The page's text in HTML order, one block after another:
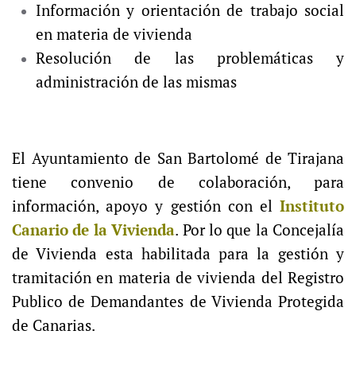
Información y orientación de trabajo social
en materia de vivienda
Resolución de las problemáticas y
administración de las mismas
El Ayuntamiento de San Bartolomé de Tirajana
tiene convenio de colaboración, para
información, apoyo y gestión con el Instituto
Canario de la Vivienda. Por lo que la Concejalía
de Vivienda esta habilitada para la gestión y
tramitación en materia de vivienda del Registro
Publico de Demandantes de Vivienda Protegida
de Canarias.